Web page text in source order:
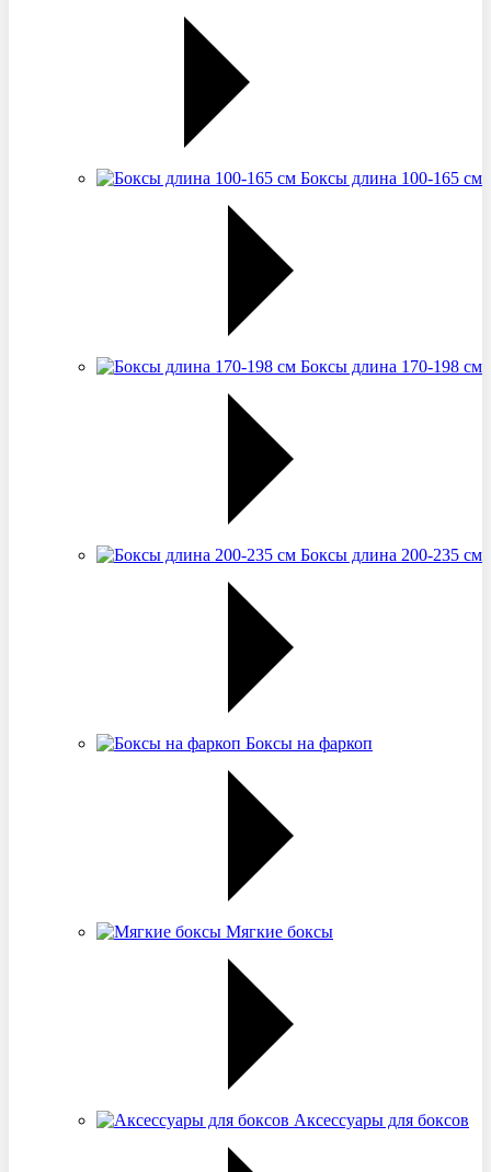
Боксы длина 100-165 см
Боксы длина 170-198 см
Боксы длина 200-235 см
Боксы на фаркоп
Мягкие боксы
Аксессуары для боксов